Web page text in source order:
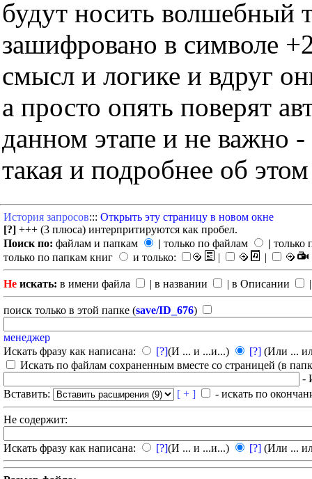
будут носить волшебный
зашифровано в символе
смысл и логике и вдруг
а просто опять поверят
данном этапе и не важно
такая и подробнее об
История запросов::: Открыть эту страницу в новом окне
[?] +++ (3 плюса) интерпритируются как пробел.
Поиск по: файлам и папкам | только по файлам | только
только по папкам книг
и только: | |
Не искать: в имени файла | в названии | в Описании
поиск только в этой папке (save/ID_676)
менеджер
Искать фразу как написана:
[?](И ... и ...и...) [?] (Или ...
Искать по файлам сохраненным вместе со страницей (в
-
Вставить:
[ + ] - искать по
Не содержит:
Искать фразу как написана: [?](И ... и ...и...) [?] (Или ...